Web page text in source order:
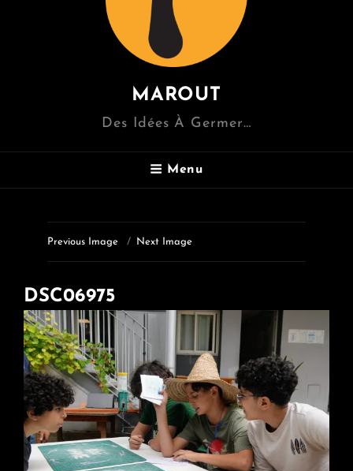
MAROUT
Des Idées À Germer…
Menu
Previous Image Next Image
DSC06975